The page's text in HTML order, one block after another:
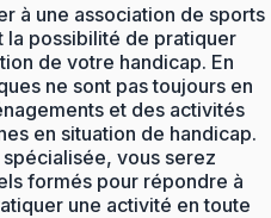
à une association de sports
la possibilité de pratiquer
de votre handicap. En
ne sont pas toujours en
et des activités
en situation de handicap.
vous serez
formés pour répondre à
une activité en toute